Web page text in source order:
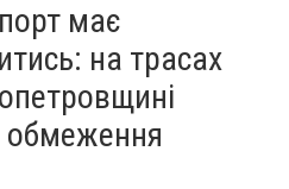
має
на трасах
обмеження